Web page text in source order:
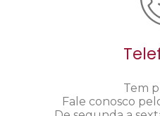
Tem
Fale conosco